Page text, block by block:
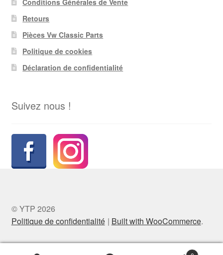
Retours
Pièces Vw Classic Parts
Politique de cookies
Déclaration de confidentialité
Suivez nous !
© YTP 2026
Politique de confidentialité
Built with WooCommerce.